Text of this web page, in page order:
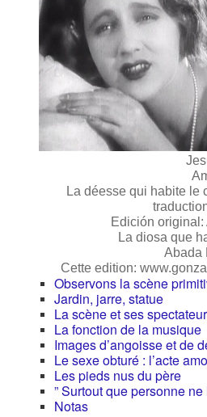
La déesse qui habite le
Edición
La diosa que
Abada
Cette edition:
Observons la scène
Jardin, jarre, statue
La scène et ses
La fonction de la musique
Images d’angoisse et de
Le sexe obturé : l’acte
Les pieds nus du père
” Surtout que personne ne
Notas